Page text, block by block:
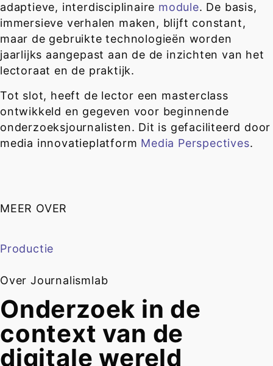
adaptieve, interdisciplinaire module. De basis,
immersieve verhalen maken, blijft constant,
maar de gebruikte technologieën worden
jaarlijks aangepast aan de de inzichten van het
lectoraat en de praktijk.
Tot slot, heeft de lector een masterclass
ontwikkeld en gegeven voor beginnende
onderzoeksjournalisten. Dit is gefaciliteerd door
media innovatieplatform Media Perspectives.
MEER OVER
Productie
Over Journalismlab
Onderzoek in de
context van de
digitale wereld